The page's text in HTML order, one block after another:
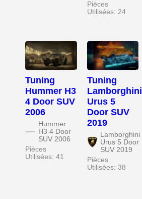
Pièces
Utilisées: 24
Tuning
Hummer H3
4 Door SUV
2006
Hummer
H3 4 Door
SUV 2006
Pièces
Utilisées: 41
Tuning
Lamborghini
Urus 5
Door SUV
2019
Lamborghini
Urus 5 Door
SUV 2019
Pièces
Utilisées: 38